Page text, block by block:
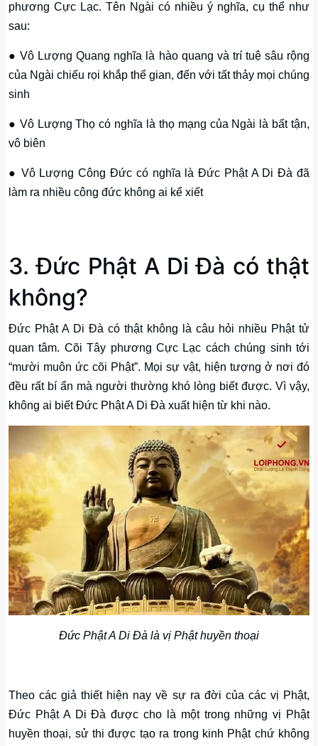
phương Cực Lạc. Tên Ngài có nhiều ý nghĩa, cụ thể như
sau:
● Vô Lượng Quang nghĩa là hào quang và trí tuệ sâu rộng
của Ngài chiếu rọi khắp thế gian, đến với tất thảy mọi chúng
sinh
● Vô Lượng Thọ có nghĩa là thọ mạng của Ngài là bất tận,
vô biên
● Vô Lượng Công Đức có nghĩa là Đức Phật A Di Đà đã
làm ra nhiều công đức không ai kể xiết
3. Đức Phật A Di Đà có thật
không?
Đức Phật A Di Đà có thật không là câu hỏi nhiều Phật tử
quan tâm. Cõi Tây phương Cực Lạc cách chúng sinh tới
“mười muôn ức cõi Phật”. Mọi sự vật, hiện tượng ở nơi đó
đều rất bí ẩn mà người thường khó lòng biết được. Vì vậy,
không ai biết Đức Phật A Di Đà xuất hiện từ khi nào.
Đức Phật A Di Đà là vị Phật huyền thoại
Theo các giả thiết hiện nay về sự ra đời của các vị Phật,
Đức Phật A Di Đà được cho là một trong những vị Phật
huyền thoại, sử thi được tạo ra trong kinh Phật chứ không